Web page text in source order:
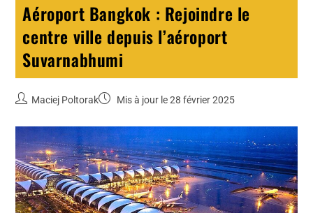
Aéroport Bangkok : Rejoindre le
centre ville depuis l’aéroport
Suvarnabhumi
Maciej Poltorak Mis à jour le 28 février 2025